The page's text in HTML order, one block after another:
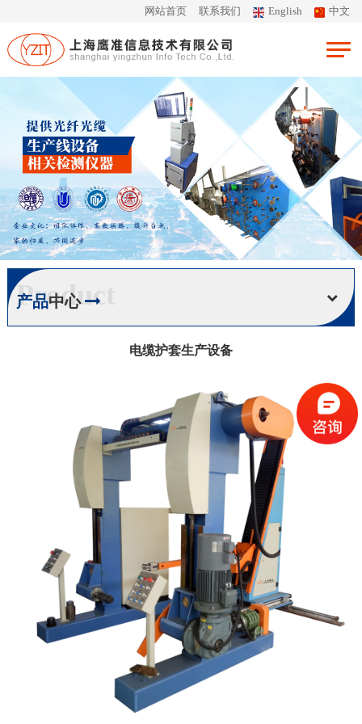
网站首页 联系我们 English 中文
Product
产品中心
电缆护套生产设备